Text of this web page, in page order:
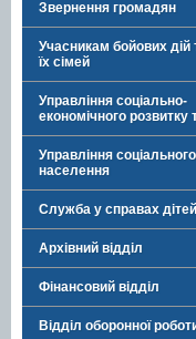
Звернення громадян
Учасникам бойових дій
їх сімей
Управління соціально-
економічного розвитку
Управління
населення
Служба у справах дітей
Архівний відділ
Фінансовий відділ
Відділ оборонної